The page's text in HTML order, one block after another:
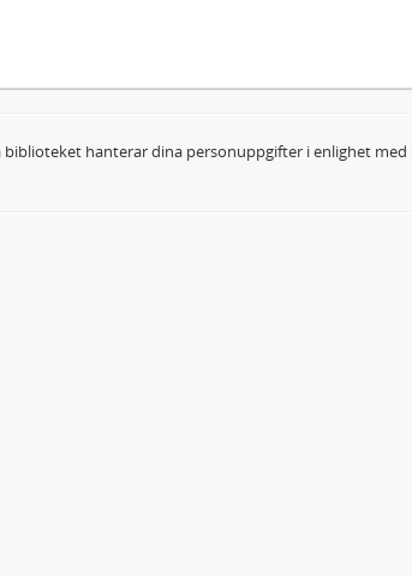
biblioteket hanterar dina personuppgifter i enlighet med